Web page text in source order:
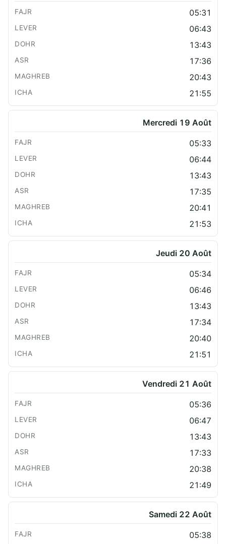
05:31
06:43
13:43
17:36
20:43
21:55
Mercredi 19 Août
05:33
06:44
13:43
17:35
20:41
21:53
Jeudi 20 Août
05:34
06:46
13:43
17:34
20:40
21:51
Vendredi 21 Août
05:36
06:47
13:43
17:33
20:38
21:49
Samedi 22 Août
05:38